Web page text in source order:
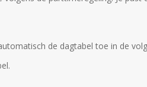
de dagtabel toe in de